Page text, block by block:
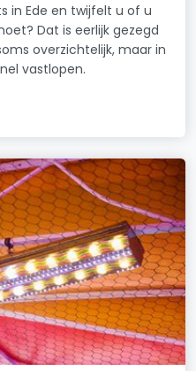
in Ede en twijfelt u of u
Dat is eerlijk gezegd
overzichtelijk, maar in
vastlopen.